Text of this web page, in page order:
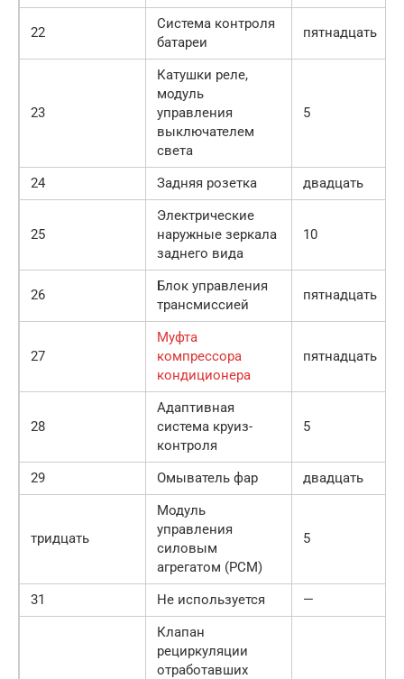
22
Система контроля
батареи
пятнадцать
23
Катушки реле,
модуль
управления
выключателем
света
5
24 Задняя розетка двадцать
25
Электрические
наружные зеркала
заднего вида
10
26
Блок управления
трансмиссией
пятнадцать
27
Муфта
компрессора
кондиционера
пятнадцать
28
Адаптивная
система круиз-
контроля
5
29 Омыватель фар двадцать
тридцать
Модуль
управления
силовым
агрегатом (PCM)
5
31 Не используется —
Клапан
рециркуляции
отработавших